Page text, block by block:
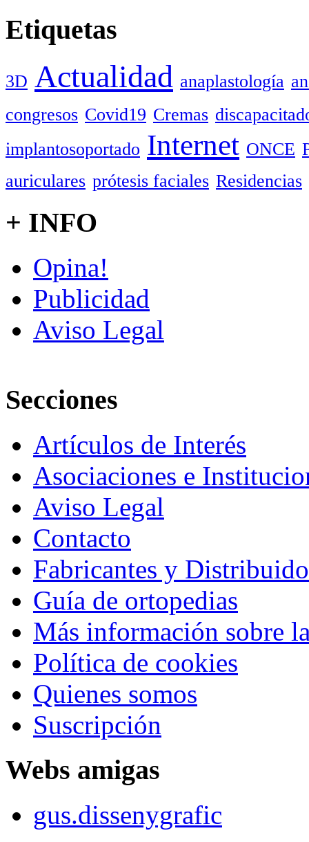
Etiquetas
3D Actualidad anaplastología
congresos Covid19 Cremas
implantosoportado Internet ONCE
auriculares prótesis faciales Residencias
+ INFO
Opina!
Publicidad
Aviso Legal
Secciones
Artículos de Interés
Asociaciones e
Aviso Legal
Contacto
Fabricantes y
Guía de ortopedias
Más información sobre
Política de cookies
Quienes somos
Suscripción
Webs amigas
gus.dissenygrafic